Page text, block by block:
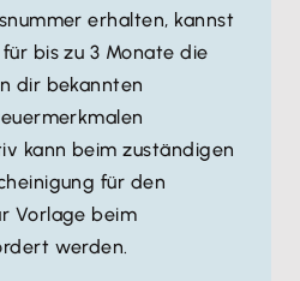
erhalten, kannst
bis zu 3 Monate die
dir bekannten
kann beim zuständigen
für den
Vorlage beim
werden.